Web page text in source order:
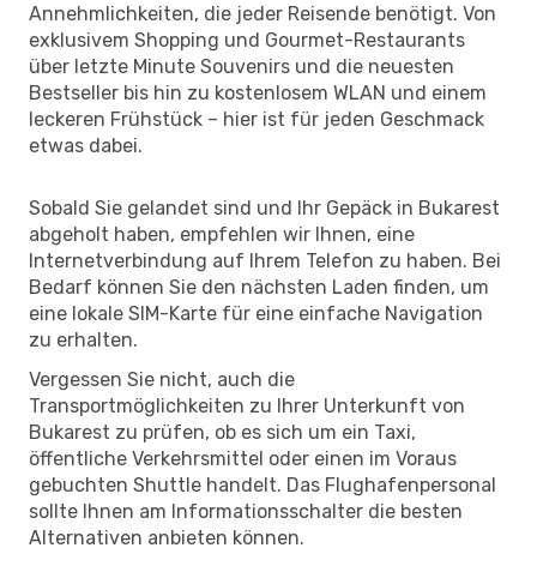
Annehmlichkeiten, die jeder Reisende benötigt. Von
exklusivem Shopping und Gourmet-Restaurants
über letzte Minute Souvenirs und die neuesten
Bestseller bis hin zu kostenlosem WLAN und einem
leckeren Frühstück – hier ist für jeden Geschmack
etwas dabei.
Sobald Sie gelandet sind und Ihr Gepäck in Bukarest
abgeholt haben, empfehlen wir Ihnen, eine
Internetverbindung auf Ihrem Telefon zu haben. Bei
Bedarf können Sie den nächsten Laden finden, um
eine lokale SIM-Karte für eine einfache Navigation
zu erhalten.
Vergessen Sie nicht, auch die
Transportmöglichkeiten zu Ihrer Unterkunft von
Bukarest zu prüfen, ob es sich um ein Taxi,
öffentliche Verkehrsmittel oder einen im Voraus
gebuchten Shuttle handelt. Das Flughafenpersonal
sollte Ihnen am Informationsschalter die besten
Alternativen anbieten können.